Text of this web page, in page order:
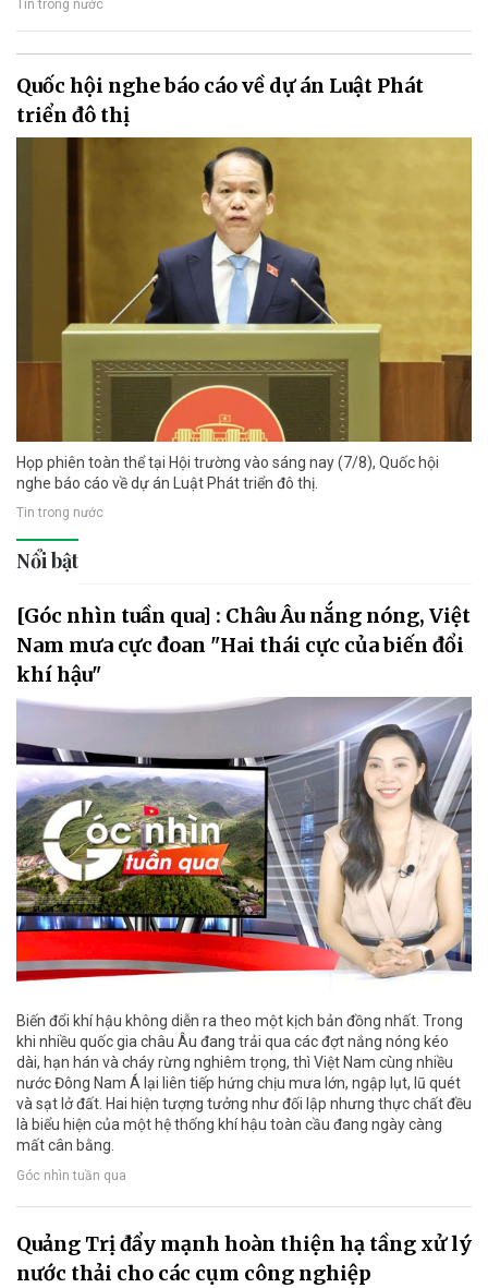
Tin trong nước
Quốc hội nghe báo cáo về dự án Luật Phát
triển đô thị
Họp phiên toàn thể tại Hội trường vào sáng nay (7/8), Quốc hội
nghe báo cáo về dự án Luật Phát triển đô thị.
Tin trong nước
Nổi bật
[Góc nhìn tuần qua] : Châu Âu nắng nóng, Việt
Nam mưa cực đoan "Hai thái cực của biến đổi
khí hậu"
Biến đổi khí hậu không diễn ra theo một kịch bản đồng nhất. Trong
khi nhiều quốc gia châu Âu đang trải qua các đợt nắng nóng kéo
dài, hạn hán và cháy rừng nghiêm trọng, thì Việt Nam cùng nhiều
nước Đông Nam Á lại liên tiếp hứng chịu mưa lớn, ngập lụt, lũ quét
và sạt lở đất. Hai hiện tượng tưởng như đối lập nhưng thực chất đều
là biểu hiện của một hệ thống khí hậu toàn cầu đang ngày càng
mất cân bằng.
Góc nhìn tuần qua
Quảng Trị đẩy mạnh hoàn thiện hạ tầng xử lý
nước thải cho các cụm công nghiệp